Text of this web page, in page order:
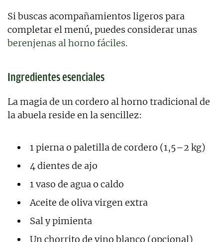
Si buscas acompañamientos ligeros para
completar el menú, puedes considerar unas
berenjenas al horno fáciles.
Ingredientes esenciales
La magia de un cordero al horno tradicional de
la abuela reside en la sencillez:
1 pierna o paletilla de cordero (1,5–2 kg)
4 dientes de ajo
1 vaso de agua o caldo
Aceite de oliva virgen extra
Sal y pimienta
Un chorrito de vino blanco (opcional)